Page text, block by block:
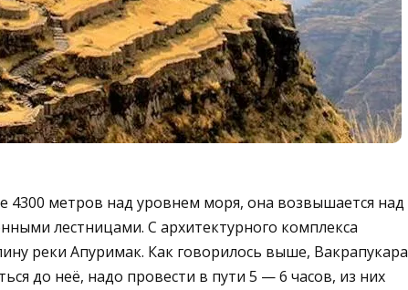
4300 метров над уровнем моря, она возвышается над
лестницами. С архитектурного комплекса
реки Апуримак. Как говорилось выше, Вакрапукара
до неё, надо провести в пути 5 — 6 часов, из них